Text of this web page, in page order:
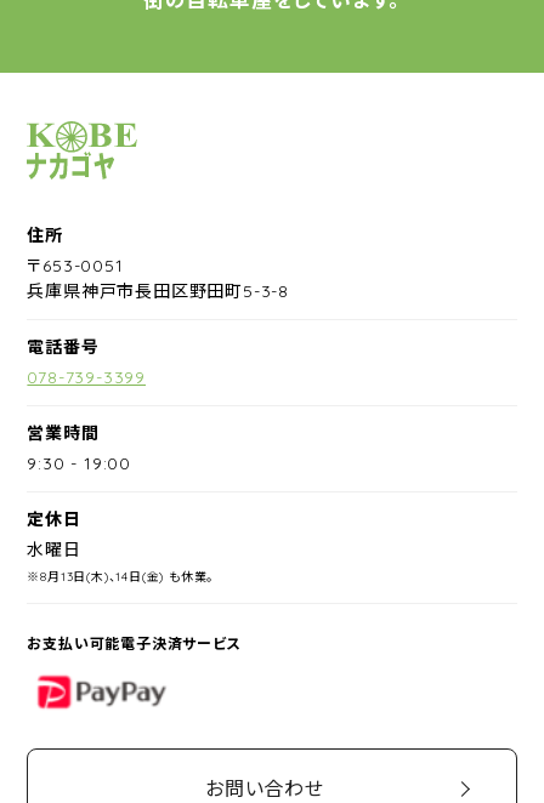
サイクルショップナカゴヤ
住所
〒653-0051
兵庫県神戸市長田区野田町5-3-8
電話番号
078-739-3399
営業時間
9:30 -19:00
定休日
水曜日
※8月13日(木)、14日(金) も休業。
お支払い可能電子決済サービス
PayPay
お問い合わせ